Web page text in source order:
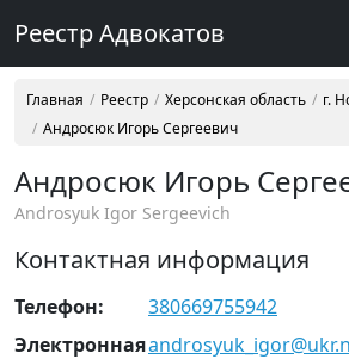
Реестр Адвокатов
Главная Реестр Херсонская область
г.
Андросюк Игорь Сергеевич
Андросюк Игорь
Androsyuk Igor Sergeevich
Контактная информация
Телефон:
380669755942
Электронная